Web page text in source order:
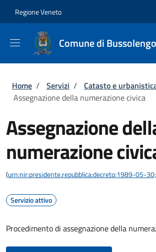
Regione Veneto
Comune di Bussolengo
Briciole di pane
Home / Servizi / Catasto e
Assegnazione della numerazione civica
Assegnazione
numerazione
(urn:nir:presidente.repubblica:decreto:1989-05-
Servizio attivo
Procedimento di assegnazione della